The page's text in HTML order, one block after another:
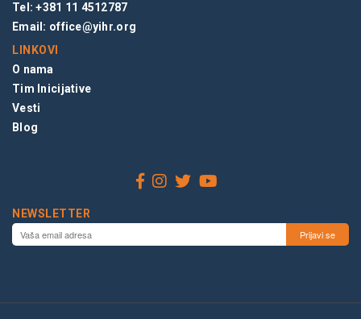
Tel: +381 11 4512787
Email: office@yihr.org
LINKOVI
O nama
Tim Inicijative
Vesti
Blog
NEWSLETTER